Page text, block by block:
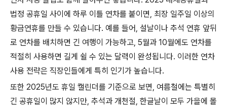
법정 공휴일 사이에 하루 이틀 연차를 붙이면, 최장 일주일 이상의
황금연휴를 만들 수 있습니다. 예를 들어, 설날이나 추석 연휴 앞뒤
로 연차를 배치하면 긴 여행이 가능하고, 5월과 10월에도 연차를
적절히 사용하면 길게 쉴 수 있는 달력이 완성됩니다. 이러한 연차
사용 전략은 직장인들에게 특히 인기가 높습니다.
또한 2025년도 휴일 캘린더를 기준으로 보면, 여름철에는 특별히
긴 공휴일이 많지 않지만, 추석과 개천절, 한글날이 모두 가을에 몰